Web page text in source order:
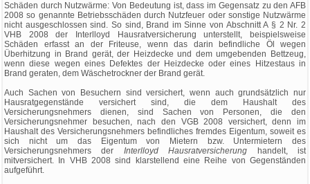
Schäden durch Nutzwärme: Von Bedeutung ist, dass im Gegensatz zu den AFB
2008 so genannte Betriebsschäden durch Nutzfeuer oder sonstige Nutzwärme
nicht ausgeschlossen sind. So sind, Brand im Sinne von Abschnitt A § 2 Nr. 2
VHB 2008 der Interlloyd Hausratversicherung unterstellt, beispielsweise
Schäden erfasst an der Friteuse, wenn das darin befindliche Öl wegen
Überhitzung in Brand gerät, der Heizdecke und dem umgebenden Bettzeug,
wenn diese wegen eines Defektes der Heizdecke oder eines Hitzestaus in
Brand geraten, dem Wäschetrockner der Brand gerät.
Auch Sachen von Besuchern sind versichert, wenn auch grundsätzlich nur
Hausratgegenstände versichert sind, die dem Haushalt des
Versicherungsnehmers dienen, sind Sachen von Personen, die den
Versicherungsnehmer besuchen, nach den VGB 2008 versichert, denn im
Haushalt des Versicherungsnehmers befindliches fremdes Eigentum, soweit es
sich nicht um das Eigentum von Mietern bzw. Untermietern des
Versicherungsnehmers der Interlloyd Hausratversicherung handelt, ist
mitversichert. In VHB 2008 sind klarstellend eine Reihe von Gegenständen
aufgeführt.